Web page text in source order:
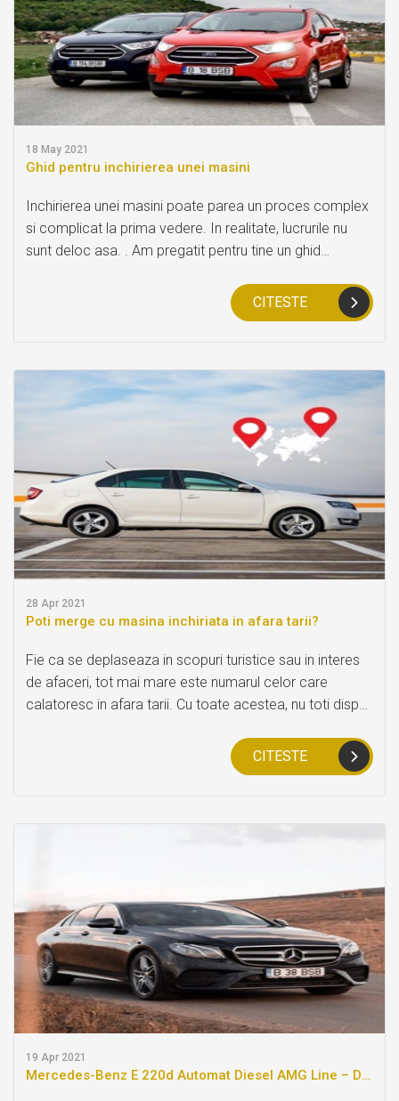
18 May 2021
Ghid pentru inchirierea unei masini
Inchirierea unei masini poate parea un proces complex
si complicat la prima vedere. In realitate, lucrurile nu
sunt deloc asa. . Am pregatit pentru tine un ghid
CITESTE
28 Apr 2021
Poti merge cu masina inchiriata in afara tarii?
Fie ca se deplaseaza in scopuri turistice sau in interes
de afaceri, tot mai mare este numarul celor care
calatoresc in afara tarii. Cu toate acestea, nu toti dispun
motiv, la BDV Bestauto venim in sprijinul lor cu servicii
de inchirieri auto pentru deplasari in afara tarii.
CITESTE
19 Apr 2021
Mercedes-Benz E 220d Automat Diesel AMG Line – Disponibil pentru inchiriere in parcul BDV Bestauto